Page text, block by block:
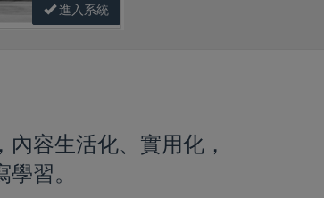
進入系統
容生活化、實用化，
習。